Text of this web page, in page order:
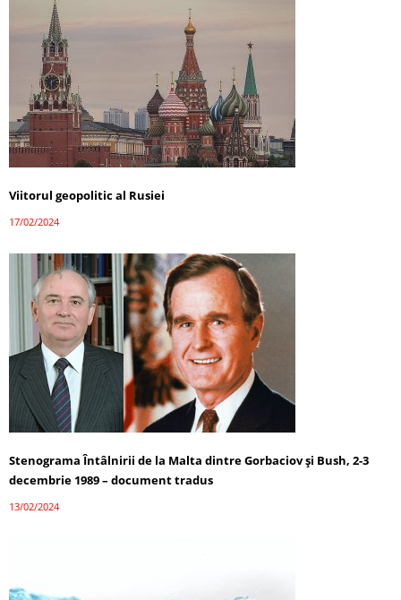
Viitorul geopolitic al Rusiei
17/02/2024
Stenograma Întâlnirii de la Malta dintre Gorbaciov și Bush, 2-3
decembrie 1989 – document tradus
13/02/2024